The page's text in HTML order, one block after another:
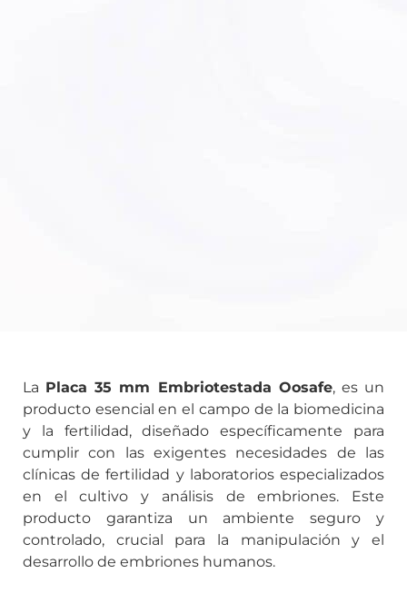
La Placa 35 mm Embriotestada Oosafe, es un
producto esencial en el campo de la biomedicina
y la fertilidad, diseñado específicamente para
cumplir con las exigentes necesidades de las
clínicas de fertilidad y laboratorios especializados
en el cultivo y análisis de embriones. Este
producto garantiza un ambiente seguro y
controlado, crucial para la manipulación y el
desarrollo de embriones humanos.